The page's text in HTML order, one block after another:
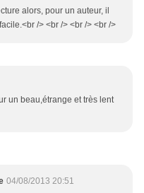
alors, pour un auteur, il
/> <br /> <br /> <br />
un beau,étrange et très lent
04/08/2013 20:51